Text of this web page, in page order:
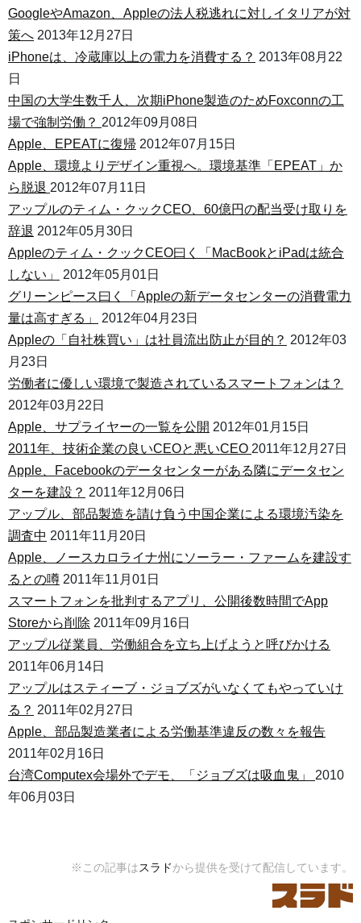
GoogleやAmazon、Appleの法人税逃れに対しイタリアが対
策へ 2013年12月27日
iPhoneは、冷蔵庫以上の電力を消費する？ 2013年08月22
日
中国の大学生数千人、次期iPhone製造のためFoxconnの工
場で強制労働？ 2012年09月08日
Apple、EPEATに復帰 2012年07月15日
Apple、環境よりデザイン重視へ。環境基準「EPEAT」か
ら脱退 2012年07月11日
アップルのティム・クックCEO、60億円の配当受け取りを
辞退 2012年05月30日
Appleのティム・クックCEO曰く「MacBookとiPadは統合
しない」
2012年05月01日
グリーンピース曰く「Appleの新データセンターの消費電力
量は高すぎる」
2012年04月23日
Appleの「自社株買い」は社員流出防止が目的？ 2012年03
月23日
労働者に優しい環境で製造されているスマートフォンは？
2012年03月22日
Apple、サプライヤーの一覧を公開 2012年01月15日
2011年、技術企業の良いCEOと悪いCEO 2011年12月27日
Apple、Facebookのデータセンターがある隣にデータセン
ターを建設？ 2011年12月06日
アップル、部品製造を請け負う中国企業による環境汚染を
調査中 2011年11月20日
Apple、ノースカロライナ州にソーラー・ファームを建設す
るとの噂 2011年11月01日
スマートフォンを批判するアプリ、公開後数時間でApp
Storeから削除 2011年09月16日
アップル従業員、労働組合を立ち上げようと呼びかける
2011年06月14日
アップルはスティーブ・ジョブズがいなくてもやっていけ
る？ 2011年02月27日
Apple、部品製造業者による労働基準違反の数々を報告
2011年02月16日
台湾Computex会場外でデモ、「ジョブズは吸血鬼」 2010
年06月03日
※この記事はスラドから提供を受けて配信しています。